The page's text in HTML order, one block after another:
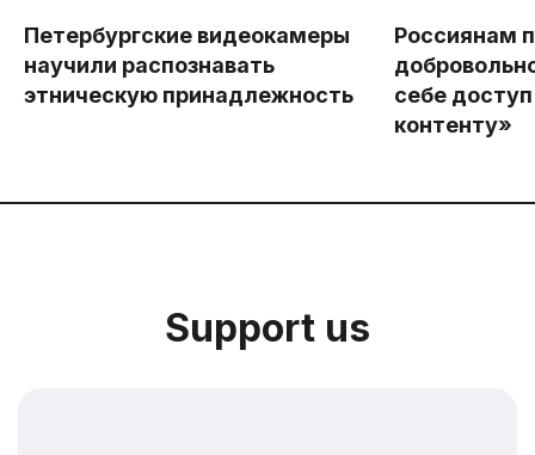
Петербургские видеокамеры
научили распознавать
этническую принадлежность
Россиянам
себе
контенту»
Support us